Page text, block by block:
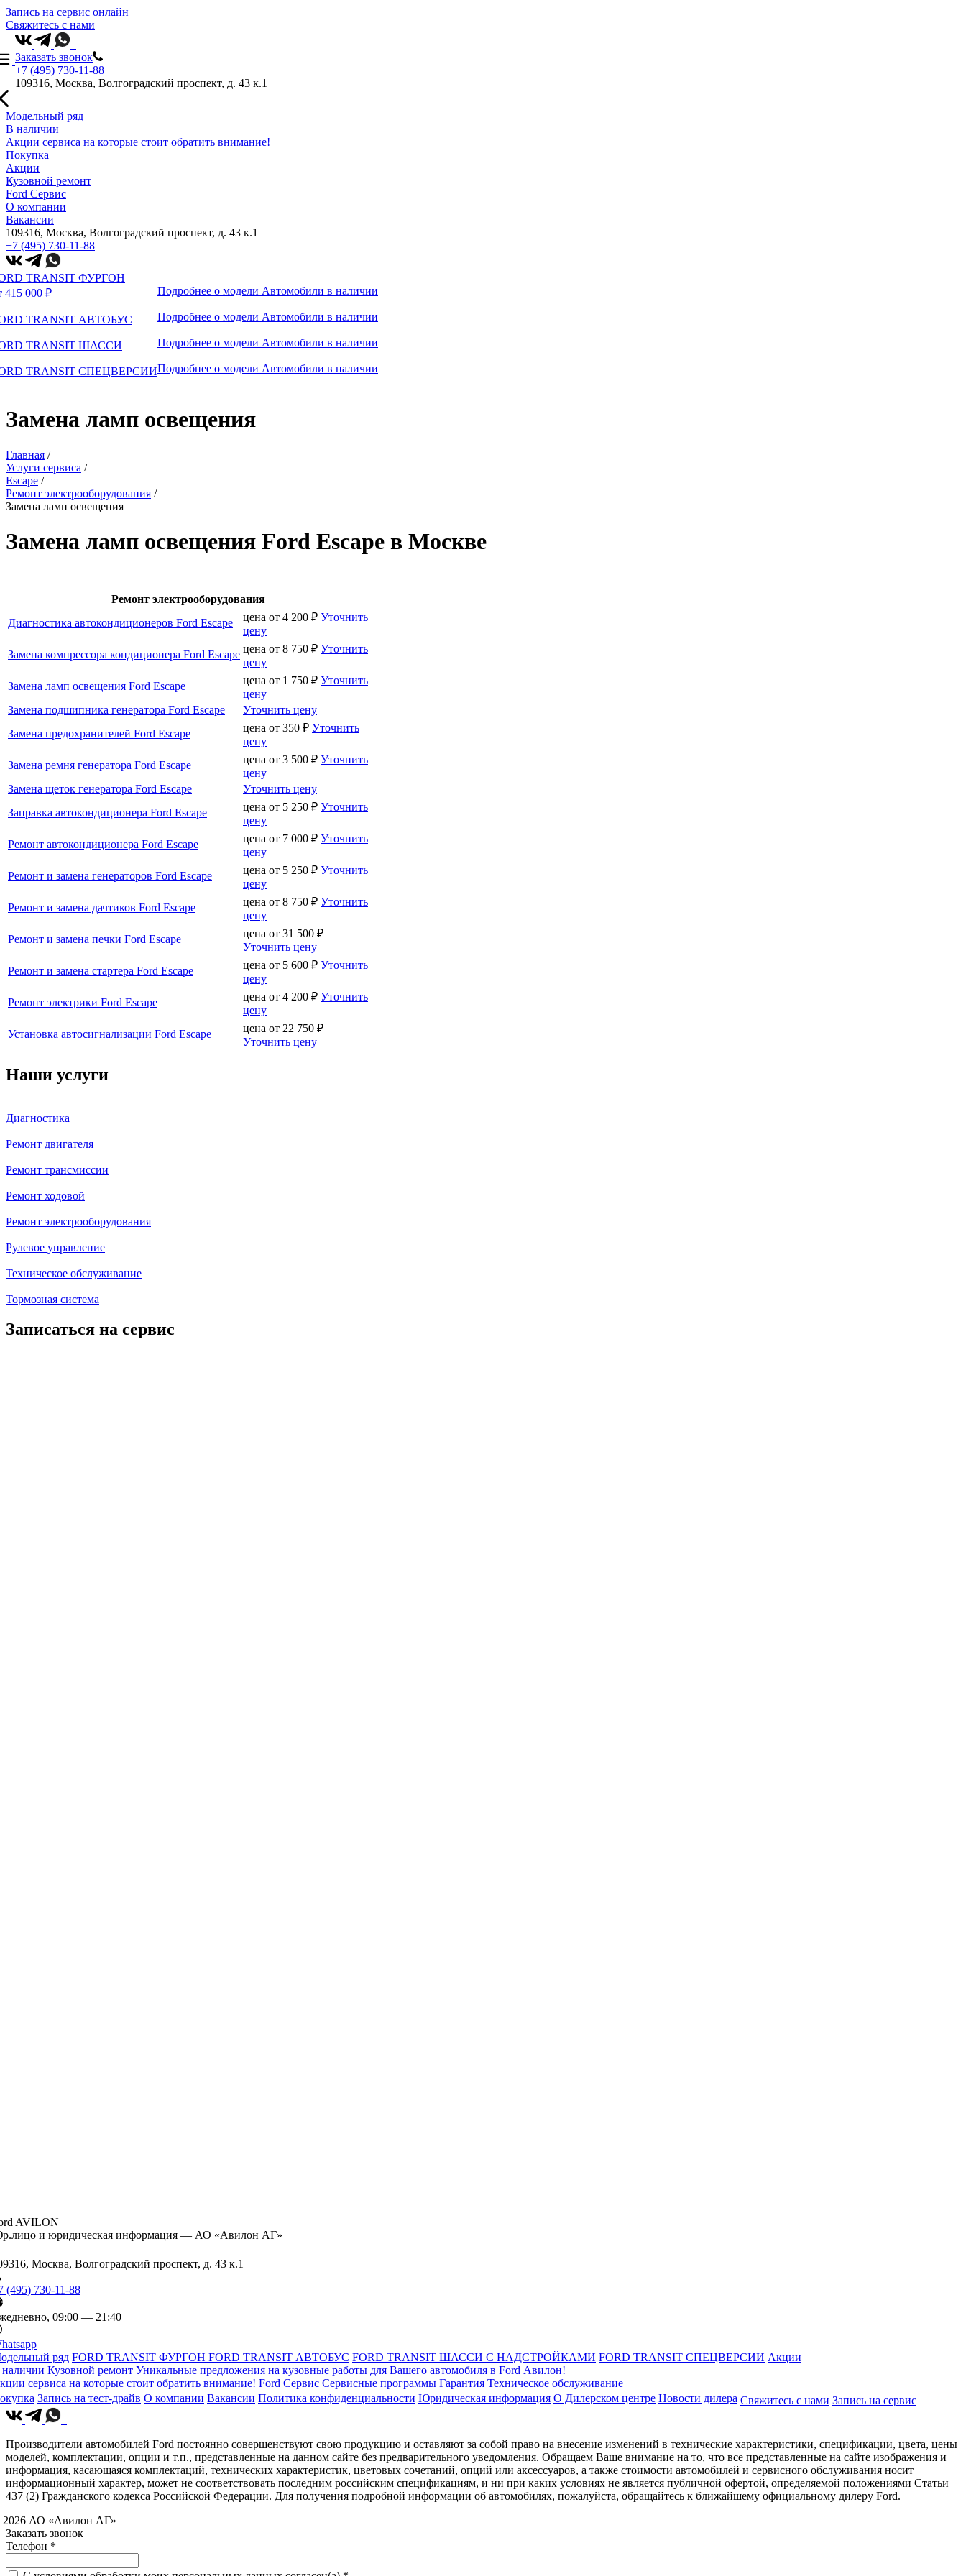
Запись на сервис онлайн
Свяжитесь с нами
Заказать звонок
+7 (495) 730-11-88
109316, Москва, Волгоградский проспект, д. 43 к.1
Модельный ряд
В наличии
Акции сервиса на которые стоит обратить внимание!
Покупка
Акции
Кузовной ремонт
Ford Сервис
О компании
Вакансии
109316, Москва, Волгоградский проспект, д. 43 к.1
+7 (495) 730-11-88
TRANSIT ФУРГОН
415 000 ₽
TRANSIT АВТОБУС
TRANSIT ШАССИ
TRANSIT СПЕЦВЕРСИИ
Подробнее о модели Автомобили в наличии
Подробнее о модели Автомобили в наличии
Подробнее о модели Автомобили в наличии
Подробнее о модели Автомобили в наличии
Замена ламп освещения
Главная /
Услуги сервиса /
Escape /
Ремонт электрооборудования /
Замена ламп освещения
Замена ламп освещения Ford Escape в Москве
Ремонт электрооборудования
Диагностика автокондиционеров Ford Escape
цена от 4 200 ₽ Уточнить
цену
Замена компрессора кондиционера Ford Escape цена от 8 750 ₽ Уточнить
цену
Замена ламп освещения Ford Escape
цена от 1 750 ₽ Уточнить
цену
Замена подшипника генератора Ford Escape
Уточнить цену
Замена предохранителей Ford Escape
цена от 350 ₽ Уточнить
цену
Замена ремня генератора Ford Escape
цена от 3 500 ₽ Уточнить
цену
Замена щеток генератора Ford Escape
Уточнить цену
Заправка автокондиционера Ford Escape
цена от 5 250 ₽ Уточнить
цену
Ремонт автокондиционера Ford Escape
цена от 7 000 ₽ Уточнить
цену
Ремонт и замена генераторов Ford Escape
цена от 5 250 ₽ Уточнить
цену
Ремонт и замена дачтиков Ford Escape
цена от 8 750 ₽ Уточнить
цену
Ремонт и замена печки Ford Escape
цена от 31 500 ₽
Уточнить цену
Ремонт и замена стартера Ford Escape
цена от 5 600 ₽ Уточнить
цену
Ремонт электрики Ford Escape
цена от 4 200 ₽ Уточнить
цену
Установка автосигнализации Ford Escape
цена от 22 750 ₽
Уточнить цену
Наши услуги
Диагностика
Ремонт двигателя
Ремонт трансмиссии
Ремонт ходовой
Ремонт электрооборудования
Рулевое управление
Техническое обслуживание
Тормозная система
Записаться на сервис
AVILON
и юридическая информация — АО «Авилон АГ»
Москва, Волгоградский проспект, д. 43 к.1
(495) 730-11-88
09:00 — 21:40
ряд FORD TRANSIT ФУРГОН FORD TRANSIT АВТОБУС FORD TRANSIT ШАССИ С НАДСТРОЙКАМИ FORD TRANSIT СПЕЦВЕРСИИ Акции
Кузовной ремонт Уникальные предложения на кузовные работы для Вашего автомобиля в Ford Авилон!
сервиса на которые стоит обратить внимание! Ford Сервис Сервисные программы Гарантия Техническое обслуживание
Запись на тест-драйв О компании Вакансии Политика конфиденциальности Юридическая информация О Дилерском центре Новости дилера Свяжитесь с нами Запись на сервис
Производители автомобилей Ford постоянно совершенствуют свою продукцию и оставляют за собой право на внесение изменений в технические характеристики, спецификации, цвета, цены
моделей, комплектации, опции и т.п., представленные на данном сайте без предварительного уведомления. Обращаем Ваше внимание на то, что все представленные на сайте изображения и
информация, касающаяся комплектаций, технических характеристик, цветовых сочетаний, опций или аксессуаров, а также стоимости автомобилей и сервисного обслуживания носит
информационный характер, может не соответствовать последним российским спецификациям, и ни при каких условиях не является публичной офертой, определяемой положениями Статьи
437 (2) Гражданского кодекса Российской Федерации. Для получения подробной информации об автомобилях, пожалуйста, обращайтесь к ближайшему официальному дилеру Ford.
АО «Авилон АГ»
Заказать звонок
Телефон *